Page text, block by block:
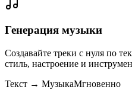
Генерация музыки
Создавайте треки с нуля по
стиль, настроение и
Текст → МузыкаМгновенно